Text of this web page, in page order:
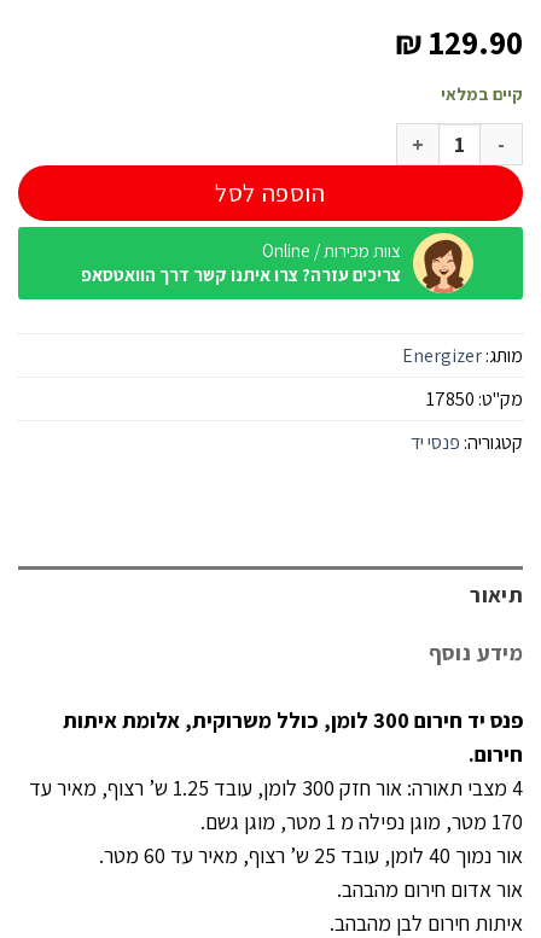
₪129.90
קיים במלאי
כמות של פנס יד חירום 300 לומנס Energizer
הוספה לסל
צוות מכירות / Online
צריכים עזרה? צרו איתנו קשר דרך הוואטסאפ
מותג:Energizer
מק"ט: 17850
קטגוריה: פנסי יד
תיאור
מידע נוסף
פנס יד חירום 300 לומן, כולל משרוקית, אלומת איתות
חירום.
4 מצבי תאורה: אור חזק 300 לומן, עובד 1.25 ש’ רצוף, מאיר עד
170 מטר, מוגן נפילה מ 1 מטר, מוגן גשם.
אור נמוך 40 לומן, עובד 25 ש’ רצוף, מאיר עד 60 מטר.
אור אדום חירום מהבהב.
איתות חירום לבן מהבהב.